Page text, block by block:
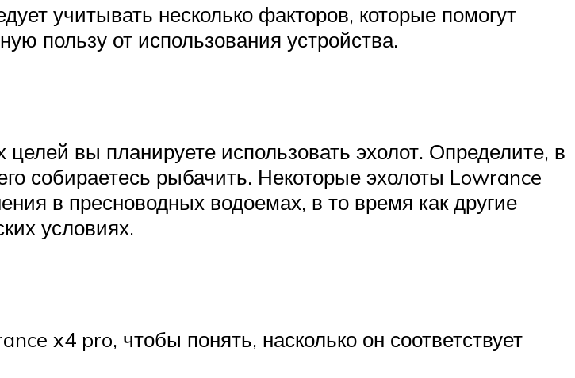
учитывать несколько факторов, которые помогут
пользу от использования устройства.
вы планируете использовать эхолот. Определите, в
собираетесь рыбачить. Некоторые эхолоты Lowrance
в пресноводных водоемах, в то время как другие
условиях.
x4 pro, чтобы понять, насколько он соответствует